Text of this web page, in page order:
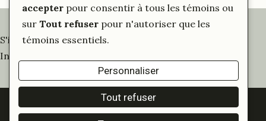
S'inscrire à notre infolettre
Inscrivez-vous pour tout savoir sur nos activités
accepter pour consentir à tous les témoins ou
sur Tout refuser pour n'autoriser que les
témoins essentiels.
Personnaliser
Tout refuser